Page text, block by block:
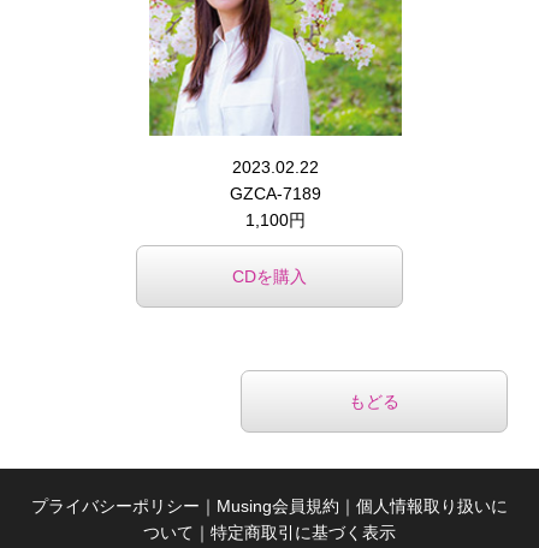
2023.02.22
GZCA-7189
1,100円
CDを購入
もどる
プライバシーポリシー ｜ Musing会員規約 ｜ 個人情報取り扱いに
ついて ｜ 特定商取引に基づく表示